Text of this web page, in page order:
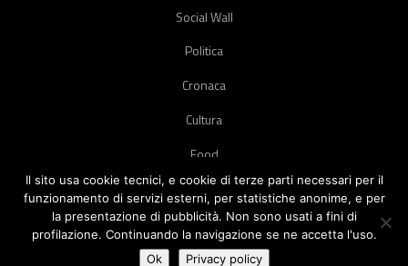
Social Wall
Politica
Cronaca
Cultura
Food
Green
Pets
Street Style
Il sito usa cookie tecnici, e cookie di terze parti necessari per il
funzionamento di servizi esterni, per statistiche anonime, e per
la presentazione di pubblicità. Non sono usati a fini di
profilazione. Continuando la navigazione se ne accetta l'uso.
Ok
Privacy policy